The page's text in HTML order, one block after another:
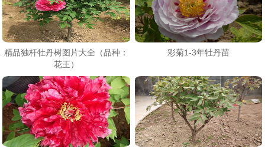
精品独杆牡丹树图片大全（品种：
花王）
彩菊1-3年牡丹苗